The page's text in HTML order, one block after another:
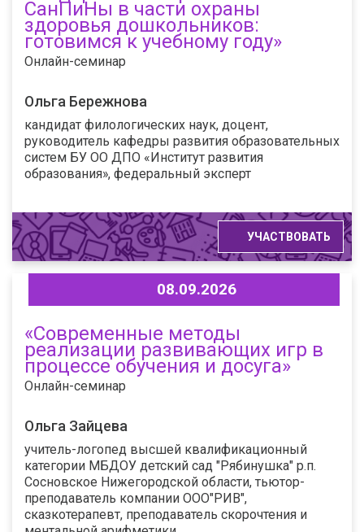
СанПиНы в части охраны
здоровья дошкольников:
готовимся к учебному году»
Онлайн-семинар
Ольга Бережнова
кандидат филологических наук, доцент,
руководитель кафедры развития образовательных
систем БУ ОО ДПО «Институт развития
образования», федеральный эксперт
УЧАСТВОВАТЬ
08.09.2026
«Современные методы
реализации развивающих игр в
процессе обучения и досуга»
Онлайн-семинар
Ольга Зайцева
учитель-логопед высшей квалификационный
категории МБДОУ детский сад "Рябинушка" р.п.
Сосновское Нижегородской области, тьютор-
преподаватель компании ООО"РИВ",
сказкотерапевт, преподаватель скорочтения и